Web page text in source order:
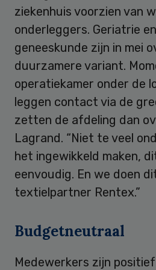
ziekenhuis voorzien van
onderleggers. Geriatrie
geneeskunde zijn in mei
duurzamere variant.
operatiekamer onder de
leggen contact via de
zetten de afdeling dan
Lagrand. “Niet te veel
het ingewikkeld maken,
eenvoudig. En we doen
textielpartner Rentex.”
Budgetneutraal
Medewerkers zijn